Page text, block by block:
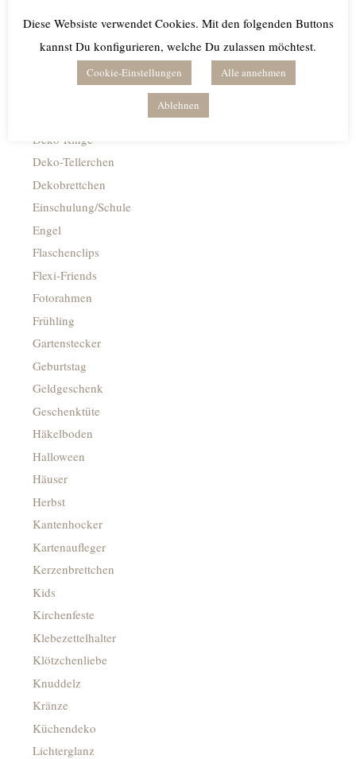
Anhänger
Blumiges
Caketopper
Deko-Ringe
Deko-Tellerchen
Dekobrettchen
Einschulung/Schule
Engel
Flaschenclips
Flexi-Friends
Fotorahmen
Frühling
Gartenstecker
Geburtstag
Geldgeschenk
Geschenktüte
Häkelboden
Halloween
Häuser
Herbst
Kantenhocker
Kartenaufleger
Kerzenbrettchen
Kids
Kirchenfeste
Klebezettelhalter
Klötzchenliebe
Knuddelz
Kränze
Küchendeko
Lichterglanz
Diese Websiste verwendet Cookies. Mit den folgenden Buttons
kannst Du konfigurieren, welche Du zulassen möchtest.
Cookie-Einstellungen Alle annehmen
Ablehnen